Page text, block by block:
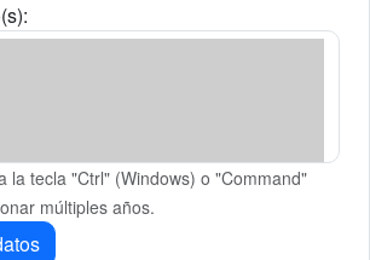
la tecla "Ctrl" (Windows) o "Command"
múltiples años.